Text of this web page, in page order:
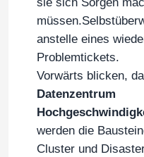
Krawall-Netz-Schalter
Aruba Wireless AP
Aruba-Schalter
anstelle eines
Problemtickets.
Vorwärts blicken,
Datenzentrum
werden die
Cluster und